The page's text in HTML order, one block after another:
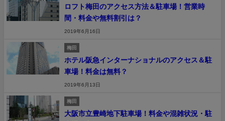
ロフト梅田のアクセス方法＆駐車場！営業時
間・料金や無料割引は？
2019年6月16日
梅田
ホテル阪急インターナショナルのアクセス＆駐
車場！料金は無料？
2019年6月13日
梅田
大阪市立豊崎地下駐車場！料金や混雑状況・駐